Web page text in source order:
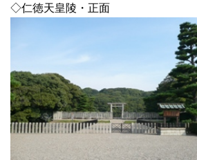
◇仁徳天皇陵・正面